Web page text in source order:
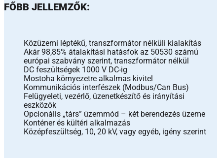
FŐBB JELLEMZŐK:
Közüzemi léptékű, transzformátor nélküli kialakítás
Akár 98,85% átalakítási hatásfok az 50530 számú
európai szabvány szerint, transzformátor nélkül
DC feszültségek 1000 V DC-ig
Mostoha környezetre alkalmas kivitel
Kommunikációs interfészek (Modbus/Can Bus)
Felügyeleti, vezérlő, üzenetkészítő és irányítási
eszközök
Opcionális „társ” üzemmód – két berendezés üzeme
Konténer és kültéri alkalmazás
Középfeszültség, 10, 20 kV, vagy egyéb, igény szerint